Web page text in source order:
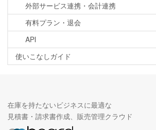
外部サービス連携・会計連携
有料プラン・退会
API
使いこなしガイド
在庫を持たないビジネスに最適な
見積書・請求書作成、販売管理クラウド